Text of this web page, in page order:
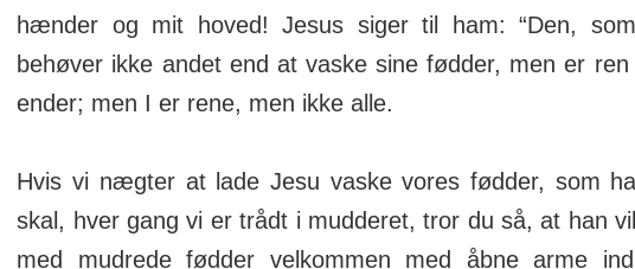
hænder og mit hoved! Jesus siger til ham: “Den,
behøver ikke andet end at vaske sine fødder, men er
ender; men I er rene, men ikke alle.
Hvis vi nægter at lade Jesu vaske vores fødder, som
skal, hver gang vi er trådt i mud­deret, tror du så, at han
med mudrede fødder vel­kommen med åbne arme